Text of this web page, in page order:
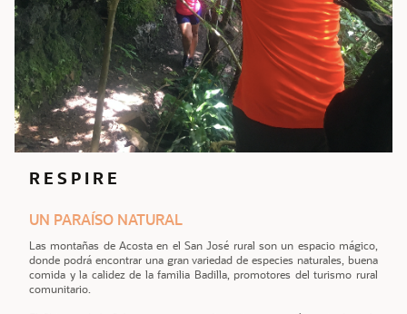
R E S P I R E
UN PARAÍSO NATURAL
Las montañas de Acosta en el San José rural son un espacio mágico,
donde podrá encontrar una gran variedad de especies naturales, buena
comida y la calidez de la familia Badilla, promotores del turismo rural
comunitario.